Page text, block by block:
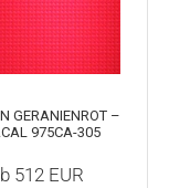
GERANIENROT –
975CA-305
512EUR